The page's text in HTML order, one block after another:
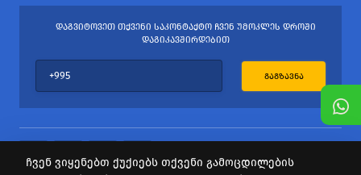
ᲓᲐᲒᲕᲘᲢᲝᲕᲔᲗ ᲗᲥᲕᲔᲜᲘ ᲡᲐᲙᲝᲜᲢᲐᲥᲢᲝ ᲩᲕᲔᲜ ᲣᲛᲝᲙᲚᲔᲡ ᲓᲠᲝᲨᲘ
ᲓᲐᲒᲘᲙᲐᲕᲨᲘᲠᲓᲔᲑᲘᲗ
ᲒᲐᲒᲖᲐᲕᲜᲐ
ჩვენ ვიყენებთ ქუქიებს თქვენი გამოცდილების